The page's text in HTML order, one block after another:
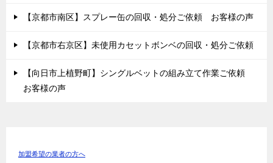
【京都市南区】スプレー缶の回収・処分ご依頼 お客様の声
【京都市右京区】未使用カセットボンベの回収・処分ご依頼
【向日市上植野町】シングルベットの組み立て作業ご依頼
お客様の声
加盟希望の業者の方へ